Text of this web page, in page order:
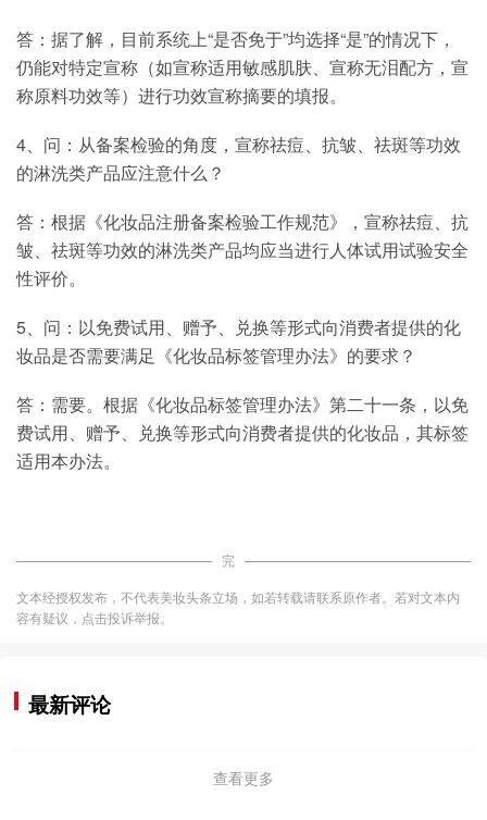
答：据了解，目前系统上“是否免于”均选择“是”的情况下，
仍能对特定宣称（如宣称适用敏感肌肤、宣称无泪配方，宣
称原料功效等）进行功效宣称摘要的填报。
4、问：从备案检验的角度，宣称祛痘、抗皱、祛斑等功效
的淋洗类产品应注意什么？
答：根据《化妆品注册备案检验工作规范》，宣称祛痘、抗
皱、祛斑等功效的淋洗类产品均应当进行人体试用试验安全
性评价。
5、问：以免费试用、赠予、兑换等形式向消费者提供的化
妆品是否需要满足《化妆品标签管理办法》的要求？
答：需要。根据《化妆品标签管理办法》第二十一条，以免
费试用、赠予、兑换等形式向消费者提供的化妆品，其标签
适用本办法。
完
文本经授权发布，不代表美妆头条立场，如若转载请联系原作者。若对文本内
容有疑议，点击投诉举报。
最新评论
查看更多